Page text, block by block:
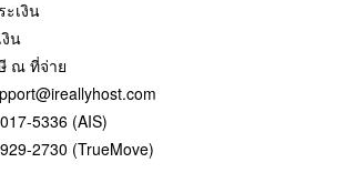
เงิน
น
ณ ที่จ่าย
5336 (AIS)
2730 (TrueMove)